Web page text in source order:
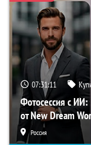
07:31:10
Фотосессия с
от New Dream
Россия